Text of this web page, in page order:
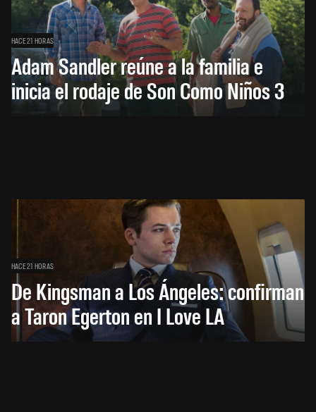
HACE 21 HORAS
Adam Sandler reúne a la familia e
inicia el rodaje de Son Como Niños 3
HACE 21 HORAS
De Kingsman a Los Ángeles: confirman
a Taron Egerton en I Love LA